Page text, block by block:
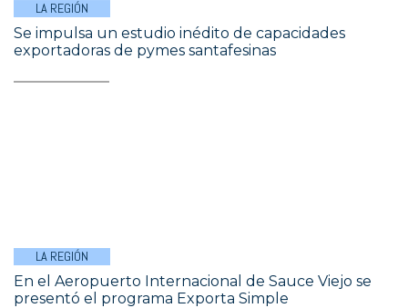
LA REGIÓN
Se impulsa un estudio inédito de capacidades
exportadoras de pymes santafesinas
LA REGIÓN
En el Aeropuerto Internacional de Sauce Viejo se
presentó el programa Exporta Simple